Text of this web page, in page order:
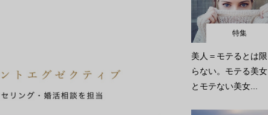
特集
美人＝モテるとは限
らない。モテる美女
とモテない美女...